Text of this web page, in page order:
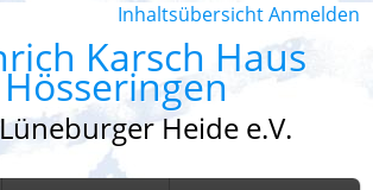
InhaltsübersichtAnmelden
Karsch Haus
Hösseringen
Heide e.V.